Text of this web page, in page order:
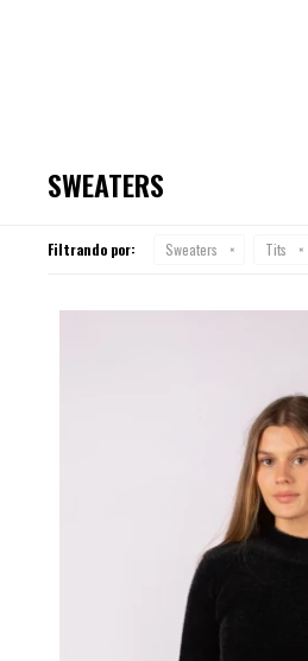
SWEATERS
Filtrando por: Sweaters Tits